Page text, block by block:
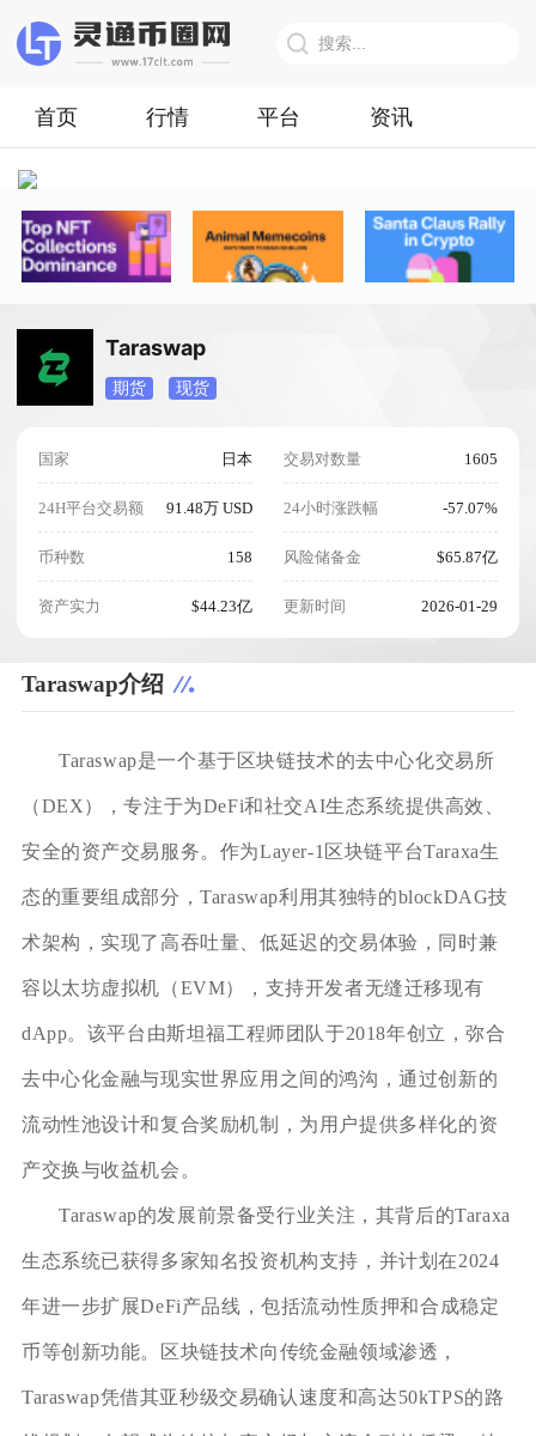
首页 行情 平台 资讯
Taraswap
期货 现货
国家 日本
24H平台交易额 91.48万 USD
币种数 158
资产实力 $44.23亿
交易对数量 1605
24小时涨跌幅 -57.07%
风险储备金 $65.87亿
更新时间 2026-01-29
Taraswap介绍
Taraswap是一个基于区块链技术的去中心化交易所
（DEX），专注于为DeFi和社交AI生态系统提供高效、
安全的资产交易服务。作为Layer-1区块链平台Taraxa生
态的重要组成部分，Taraswap利用其独特的blockDAG技
术架构，实现了高吞吐量、低延迟的交易体验，同时兼
容以太坊虚拟机（EVM），支持开发者无缝迁移现有
dApp。该平台由斯坦福工程师团队于2018年创立，弥合
去中心化金融与现实世界应用之间的鸿沟，通过创新的
流动性池设计和复合奖励机制，为用户提供多样化的资
产交换与收益机会。
Taraswap的发展前景备受行业关注，其背后的Taraxa
生态系统已获得多家知名投资机构支持，并计划在2024
年进一步扩展DeFi产品线，包括流动性质押和合成稳定
币等创新功能。区块链技术向传统金融领域渗透，
Taraswap凭借其亚秒级交易确认速度和高达50kTPS的路